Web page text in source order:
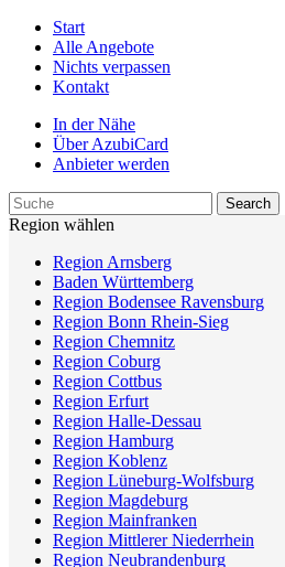
Start
Alle Angebote
Nichts verpassen
Kontakt
In der Nähe
Über AzubiCard
Anbieter werden
Region wählen
Region Arnsberg
Baden Württemberg
Region Bodensee Ravensburg
Region Bonn Rhein-Sieg
Region Chemnitz
Region Coburg
Region Cottbus
Region Erfurt
Region Halle-Dessau
Region Hamburg
Region Koblenz
Region Lüneburg-Wolfsburg
Region Magdeburg
Region Mainfranken
Region Mittlerer Niederrhein
Region Neubrandenburg